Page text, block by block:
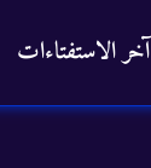
آخر الاستفتاءات